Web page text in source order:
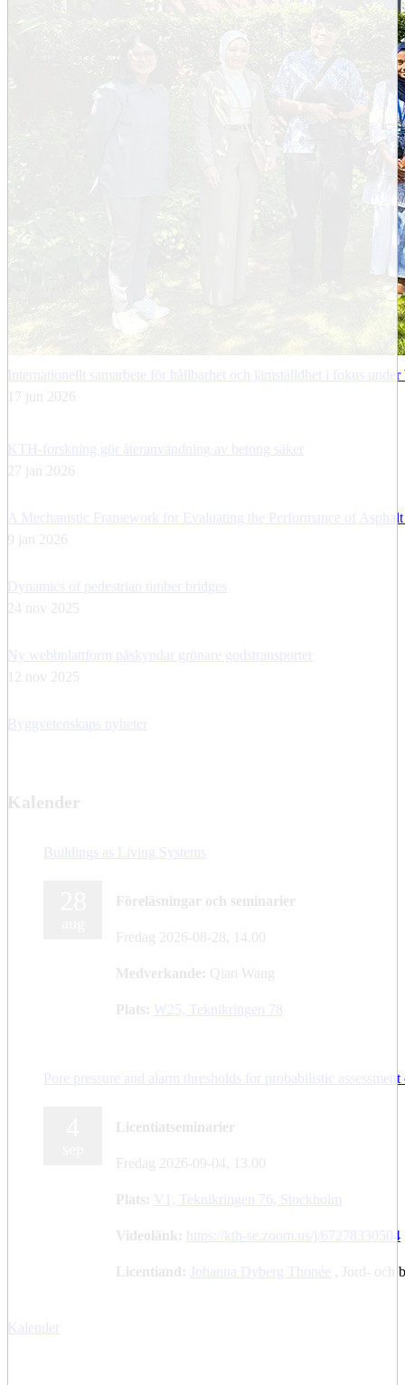
Internationellt samarbete för hållbarhet och jämställdhet i fokus
17 jun 2026
KTH-forskning gör återanvändning av betong säker
27 jan 2026
A Mechanistic Framework for Evaluating the Performance of
9 jan 2026
Dynamics of pedestrian timber bridges
24 nov 2025
Ny webbplattform påskyndar grönare godstransporter
12 nov 2025
Byggvetenskaps nyheter
Kalender
Buildings as Living Systems
Föreläsningar och seminarier
Fredag 2026-08-28, 14.00
Medverkande: Qian Wang
Plats: W25, Teknikringen 78
Pore pressure and alarm thresholds for probabilistic
Licentiatseminarier
Fredag 2026-09-04, 13.00
Plats: V1, Teknikringen 76, Stockholm
Videolänk: https://kth-se.zoom.us/j/67278330504
Licentiand: Johanna Dyberg Thonée , Jord- och
Kalender